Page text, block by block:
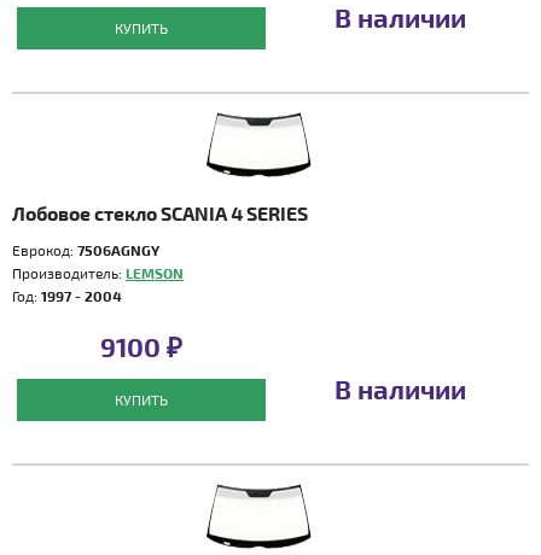
КУПИТЬ В наличии
Лобовое стекло SCANIA 4 SERIES
Еврокод: 7506AGNGY
Производитель: LEMSON
Год: 1997 - 2004
9100 ₽
КУПИТЬ В наличии